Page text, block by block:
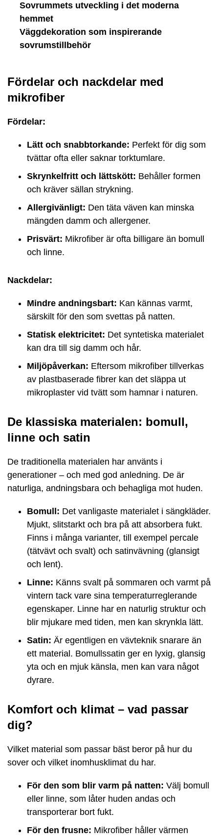
Sovrummets utveckling i det moderna
hemmet
Väggdekoration som inspirerande
sovrumstillbehör
Fördelar och nackdelar med
mikrofiber
Fördelar:
Lätt och snabbtorkande: Perfekt för dig som
tvättar ofta eller saknar torktumlare.
Skrynkelfritt och lättskött: Behåller formen
och kräver sällan strykning.
Allergivänligt: Den täta väven kan minska
mängden damm och allergener.
Prisvärt: Mikrofiber är ofta billigare än bomull
och linne.
Nackdelar:
Mindre andningsbart: Kan kännas varmt,
särskilt för den som svettas på natten.
Statisk elektricitet: Det syntetiska materialet
kan dra till sig damm och hår.
Miljöpåverkan: Eftersom mikrofiber tillverkas
av plastbaserade fibrer kan det släppa ut
mikroplaster vid tvätt som hamnar i naturen.
De klassiska materialen: bomull,
linne och satin
De traditionella materialen har använts i
generationer – och med god anledning. De är
naturliga, andningsbara och behagliga mot huden.
Bomull: Det vanligaste materialet i sängkläder.
Mjukt, slitstarkt och bra på att absorbera fukt.
Finns i många varianter, till exempel percale
(tätvävt och svalt) och satinvävning (glansigt
och lent).
Linne: Känns svalt på sommaren och varmt på
vintern tack vare sina temperaturreglerande
egenskaper. Linne har en naturlig struktur och
blir mjukare med tiden, men kan skrynkla lätt.
Satin: Är egentligen en vävteknik snarare än
ett material. Bomullssatin ger en lyxig, glansig
yta och en mjuk känsla, men kan vara något
dyrare.
Komfort och klimat – vad passar
dig?
Vilket material som passar bäst beror på hur du
sover och vilket inomhusklimat du har.
För den som blir varm på natten: Välj bomull
eller linne, som låter huden andas och
transporterar bort fukt.
För den frusne: Mikrofiber håller värmen